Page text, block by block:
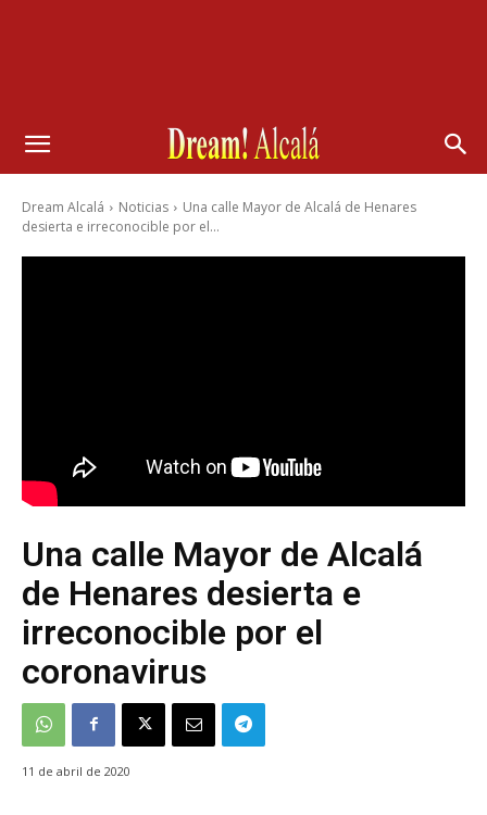
Dream Alcalá Noticias
Una calle Mayor de Alcalá de Henares
desierta e irreconocible por el...
Una calle Mayor de Alcalá
de Henares desierta e
irreconocible por el
coronavirus
11 de abril de 2020